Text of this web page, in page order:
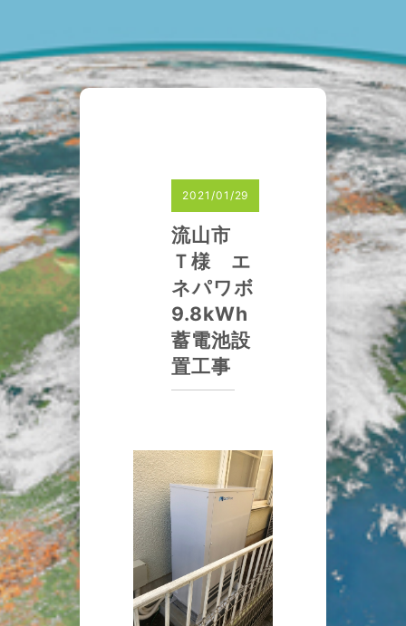
2021/01/29
流山市
Ｔ様 エ
ネパワボ
9.8kWh
蓄電池設
置工事